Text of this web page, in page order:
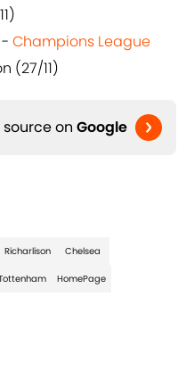
Champions League
(27/11)
on Google
Richarlison Chelsea
HomePage